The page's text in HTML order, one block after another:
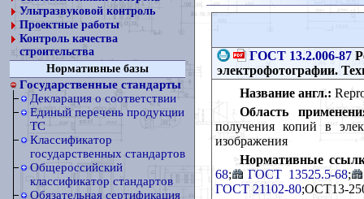
Ультразвуковой контроль
Проектные работы
Контроль качества
строительства
Нормативные базы
Государственные стандарты
Декларация о соответствии
Единый перечень продукции
ТС
Классификатор
государственных стандартов
Общероссийский
классификатор стандартов
Обязательная сертификация
ГОСТ 13.2.006-87
электрофотографии.
Название англ.:
Область
получения копий в
изображения
Нормативные
68; ГОСТ 13525.5-68;
ГОСТ 21102-80;OCT13-